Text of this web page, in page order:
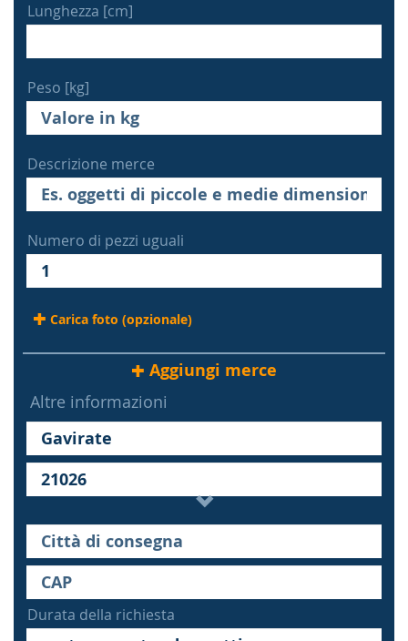
Lunghezza [cm]
Peso [kg]
Descrizione merce
Numero di pezzi uguali
Carica foto (opzionale)
Aggiungi merce
Altre informazioni
Durata della richiesta